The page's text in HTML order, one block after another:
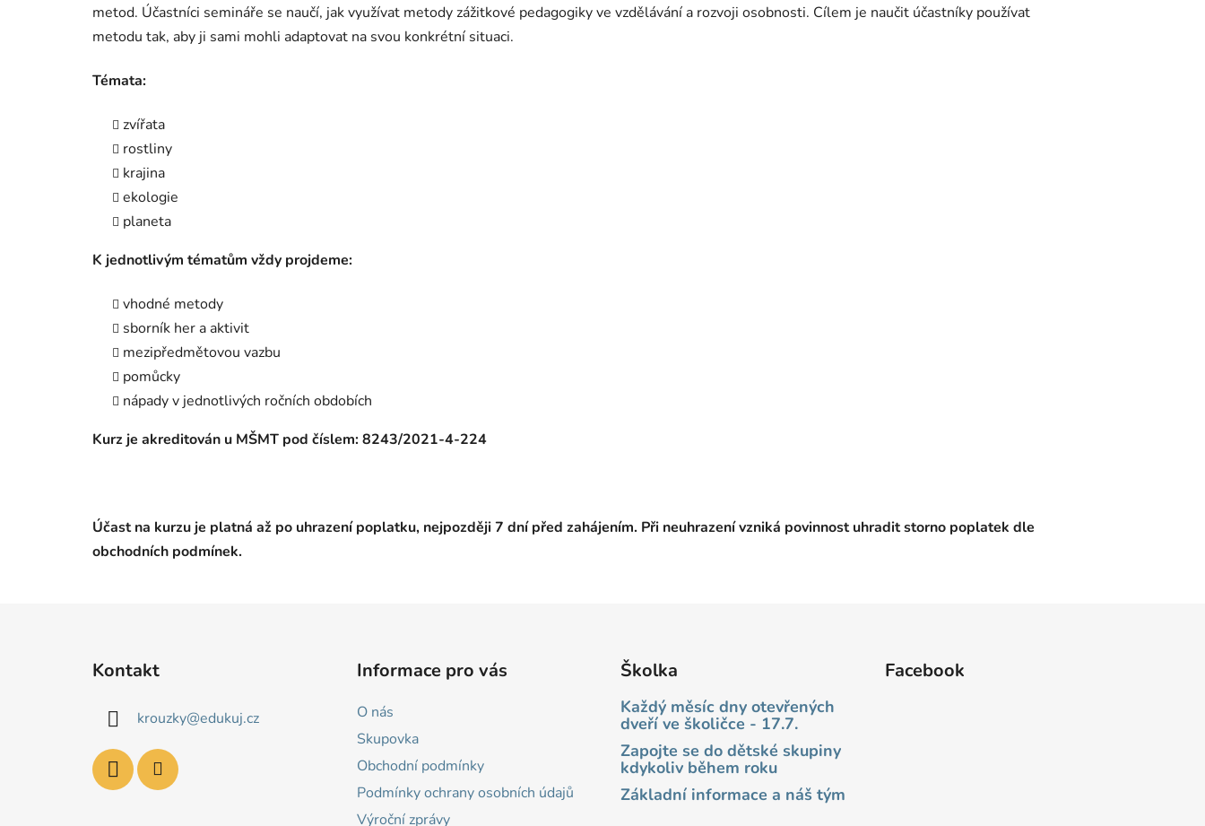
metod. Účastníci semináře se naučí, jak využívat metody zážitkové pedagogiky ve vzdělávání a rozvoji osobnosti. Cílem je naučit účastníky používat
metodu tak, aby ji sami mohli adaptovat na svou konkrétní situaci.
Témata:
zvířata
rostliny
krajina
ekologie
planeta
K jednotlivým tématům vždy projdeme:
vhodné metody
sborník her a aktivit
mezipředmětovou vazbu
pomůcky
nápady v jednotlivých ročních obdobích
Kurz je akreditován u MŠMT pod číslem:8243/2021-4-224
Účast na kurzu je platná až po uhrazení poplatku, nejpozději 7 dní před zahájením. Při neuhrazení vzniká povinnost uhradit storno poplatek dle
obchodních podmínek.
Kontakt
krouzky@edukuj.cz
Informace pro vás
O nás
Skupovka
Obchodní podmínky
Podmínky ochrany osobních údajů
Výroční zprávy
Školka
Každý měsíc dny otevřených
dveří ve školičce - 17.7.
Zapojte se do dětské skupiny
kdykoliv během roku
Základní informace a náš tým
Facebook